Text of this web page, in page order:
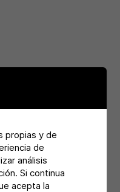
,idea,zapirain
propias y de
de
análisis
Si continua
acepta la